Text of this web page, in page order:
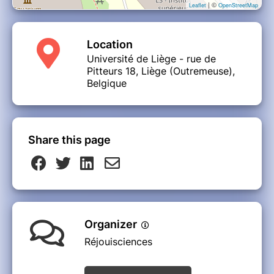
Leaflet | ©OpenStreetMap
Location
Université de Liège - rue de
Pitteurs 18, Liège (Outremeuse),
Belgique
Share this page
Organizer
Réjouisciences